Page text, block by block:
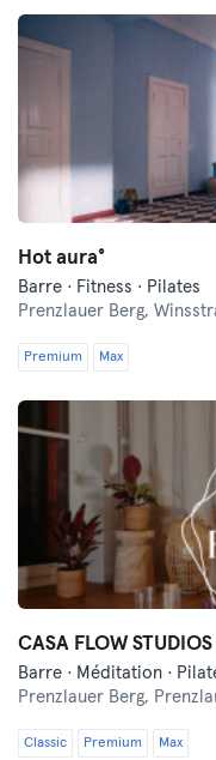
Hot aura°
Barre · Fitness · Pilates
Prenzlauer Berg,
Premium Max
CASA FLOW
Barre · Méditation ·
Prenzlauer Berg,
Classic Premium Max